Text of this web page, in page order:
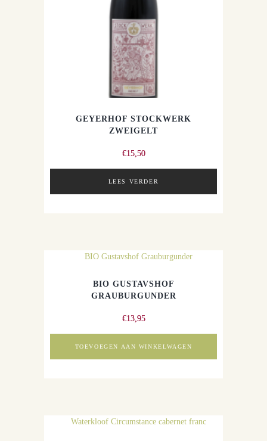
GEYERHOF STOCKWERK
ZWEIGELT
€15,50
LEES VERDER
BIO GUSTAVSHOF
GRAUBURGUNDER
€13,95
TOEVOEGEN AAN WINKELWAGEN